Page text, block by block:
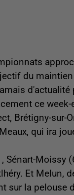
du
d'actualité
ce week-
Brétigny-sur-
qui ira
Sénart-Moissy
Et Melun,
sur la pelouse